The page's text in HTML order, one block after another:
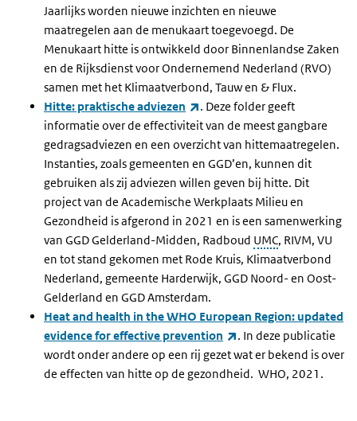
Jaarlijks worden nieuwe inzichten en nieuwe
maatregelen aan de menukaart toegevoegd. De
Menukaart hitte is ontwikkeld door Binnenlandse Zaken
en de Rijksdienst voor Ondernemend Nederland (RVO)
samen met het Klimaatverbond, Tauw en & Flux.
Hitte: praktische adviezen
(externe link)
. Deze folder geeft
informatie over de effectiviteit van de meest gangbare
gedragsadviezen en een overzicht van hittemaatregelen.
Instanties, zoals gemeenten en GGD’en, kunnen dit
gebruiken als zij adviezen willen geven bij hitte. Dit
project van de Academische Werkplaats Milieu en
Gezondheid is afgerond in 2021 en is een samenwerking
van GGD Gelderland-Midden, Radboud UMC, RIVM, VU
en tot stand gekomen met Rode Kruis, Klimaatverbond
Nederland, gemeente Harderwijk, GGD Noord- en Oost-
Gelderland en GGD Amsterdam.
Heat and health in the WHO European Region: updated
evidence for effective prevention
(externe link)
. In deze publicatie
wordt onder andere op een rij gezet wat er bekend is over
de effecten van hitte op de gezondheid. WHO, 2021.